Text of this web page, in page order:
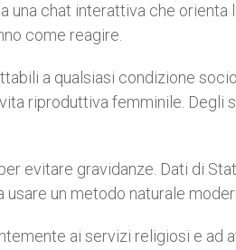
una chat interattiva che orienta
come reagire.
a qualsiasi condizione
riproduttiva femminile. Degli
evitare gravidanze. Dati di
un metodo naturale
ai servizi religiosi e ad